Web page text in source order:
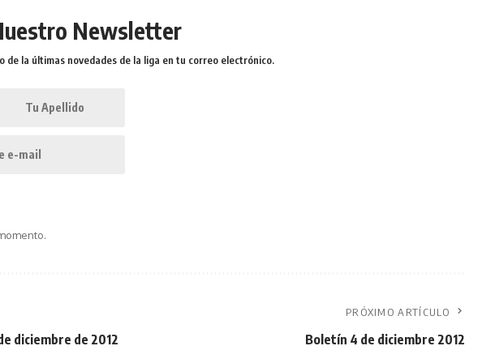
Newsletter
de la últimas novedades de la liga en tu correo electrónico.
diciembre de 2012
PRÓXIMO ARTÍCULO
Boletín 4 de diciembre 2012